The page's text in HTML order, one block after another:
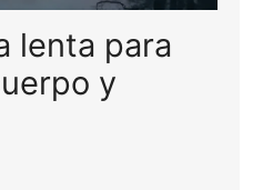
lenta para
y